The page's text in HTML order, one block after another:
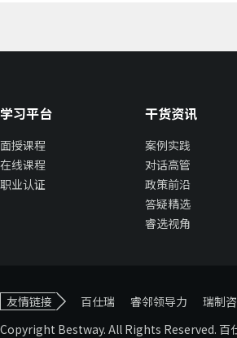
学习平台
面授课程
在线课程
职业认证
干货资讯
案例实践
对话高管
政策前沿
答疑精选
睿选视角
友情链接 百仕瑞 睿邻领导力
瑞制
Copyright Bestway. All Rights Reserved. 百